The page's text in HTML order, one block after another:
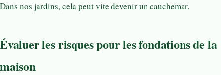
Dans nos jardins, cela peut vite devenir un cauchemar.
Évaluer les risques pour les fondations de la
maison